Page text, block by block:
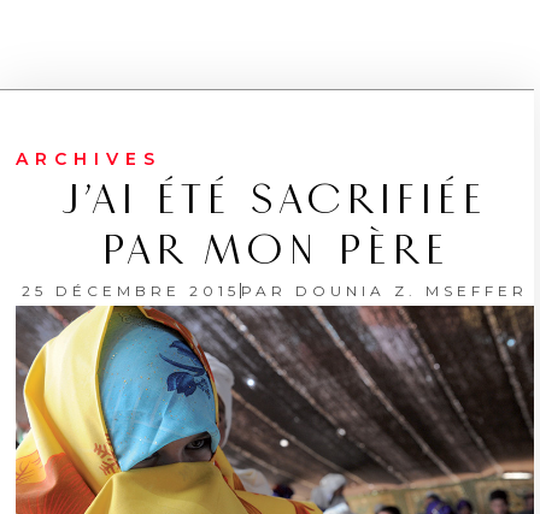
ARCHIVES
J’AI ÉTÉ SACRIFIÉE
PAR MON PÈRE
25 DÉCEMBRE 2015 PAR DOUNIA Z. MSEFFER